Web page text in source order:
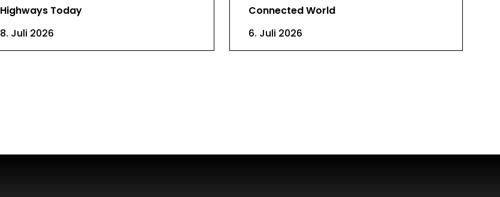
Highways Today
8. Juli 2026
Connected World
6. Juli 2026